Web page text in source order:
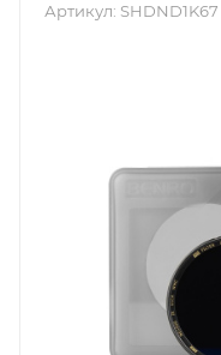
Артикул: SHDND1K67